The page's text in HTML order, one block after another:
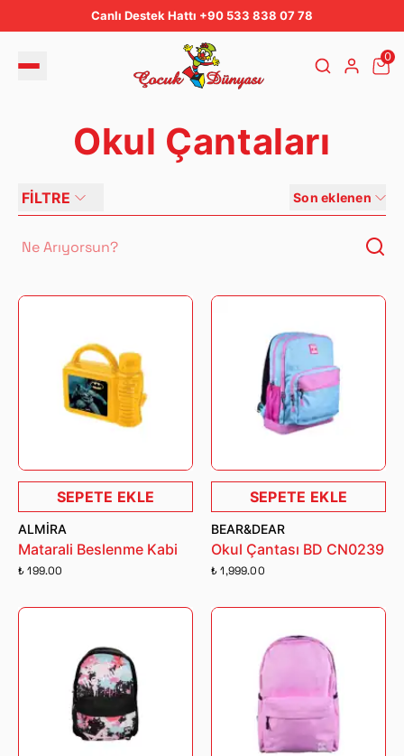
Canlı Destek Hattı +90 533 838 07 78
0
Okul Çantaları
FİLTRE Son eklenen
SEPETE EKLE
ALMIRA
Matarali Beslenme Kabi
₺ 199.00
SEPETE EKLE
BEAR&DEAR
Okul Çantası BD CN0239
₺ 1,999.00